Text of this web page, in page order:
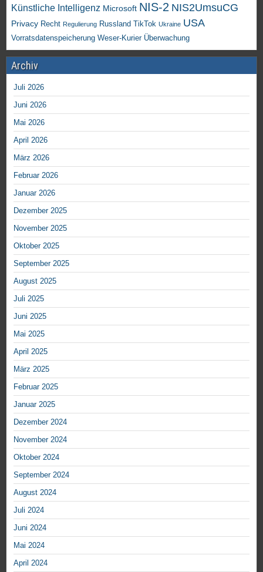
Künstliche Intelligenz Microsoft NIS-2 NIS2UmsuCG
Privacy Recht Regulierung Russland TikTok Ukraine USA
Vorratsdatenspeicherung Weser-Kurier Überwachung
Archiv
Juli 2026
Juni 2026
Mai 2026
April 2026
März 2026
Februar 2026
Januar 2026
Dezember 2025
November 2025
Oktober 2025
September 2025
August 2025
Juli 2025
Juni 2025
Mai 2025
April 2025
März 2025
Februar 2025
Januar 2025
Dezember 2024
November 2024
Oktober 2024
September 2024
August 2024
Juli 2024
Juni 2024
Mai 2024
April 2024